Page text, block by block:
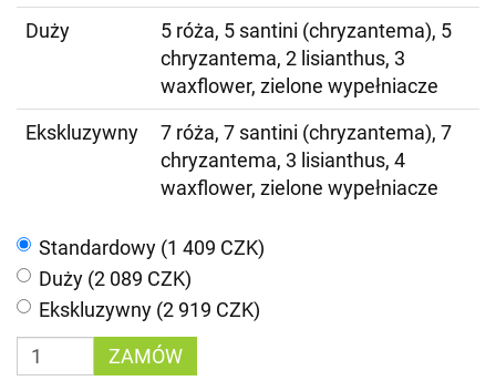
Duży
5 róża, 5 santini (chryzantema), 5
chryzantema, 2 lisianthus, 3
waxflower, zielone wypełniacze
Ekskluzywny
7 róża, 7 santini (chryzantema), 7
chryzantema, 3 lisianthus, 4
waxflower, zielone wypełniacze
Standardowy (1 409 CZK)
Duży (2 089 CZK)
Ekskluzywny (2 919 CZK)
ZAMÓW